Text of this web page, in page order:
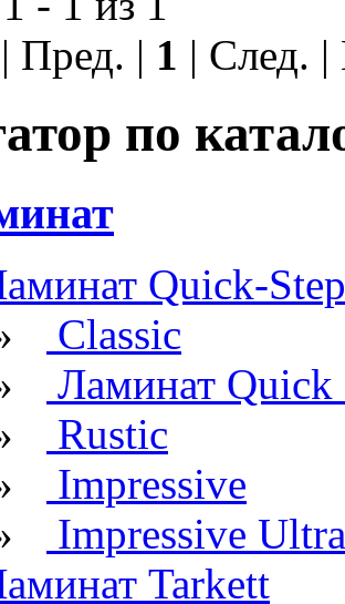
Пред. | 1 | След.
по
Quick-Step
Classic
Ламинат Quick
Rustic
Impressive
Impressive Ultra
Tarkett